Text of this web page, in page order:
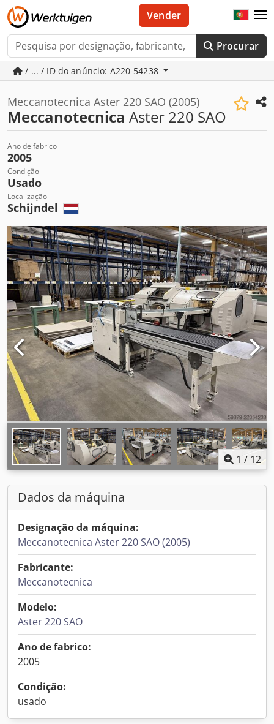
Procurar
Vender
/ ... / ID do anúncio: A220-54238
Meccanotecnica Aster 220 SAO (2005)
Meccanotecnica Aster 220 SAO
Ano de fabrico
2005
Condição
Usado
Localização
Schijndel
1 / 12
Dados da máquina
Designação da máquina:
Meccanotecnica Aster 220 SAO (2005)
Fabricante:
Meccanotecnica
Modelo:
Aster 220 SAO
Ano de fabrico:
2005
Condição:
usado